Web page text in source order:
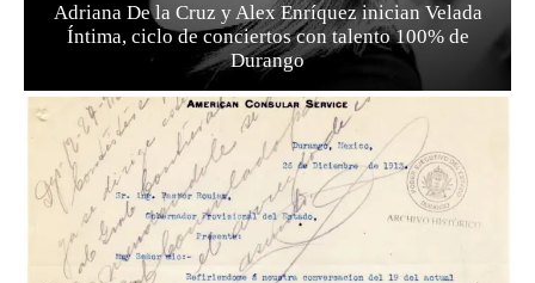
Adriana De la Cruz y Alex Enríquez inician Velada
Íntima, ciclo de conciertos con talento 100% de
Durango